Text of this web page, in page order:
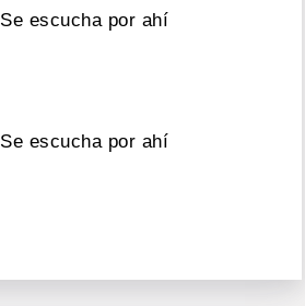
Se escucha por ahí
Se escucha por ahí